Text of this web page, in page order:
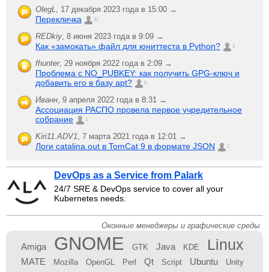
OlegL, 17 декабря 2023 года в 15:00 →
Перекличка 21
REDkiy, 8 июня 2023 года в 9:09 →
Как «замокать» файл для юниттеста в Python? 2
fhunter, 29 ноября 2022 года в 2:09 →
Проблема с NO_PUBKEY: как получить GPG-ключ и
добавить его в базу apt?
6
Иванн, 9 апреля 2022 года в 8:31 →
Ассоциация РАСПО провела первое учредительное
собрание
1
Kiri11.ADV1, 7 марта 2021 года в 12:01 →
Логи catalina.out в TomCat 9 в формате JSON 1
DevOps as a Service from Palark
24/7 SRE & DevOps service to cover all your
Kubernetes needs.
Оконные менеджеры и графические среды
Amiga GNOME GTK Java KDE Linux
MATE Mozilla OpenGL Perl Qt Script Ubuntu
Unity